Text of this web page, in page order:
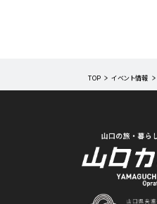
TOP イベント情報